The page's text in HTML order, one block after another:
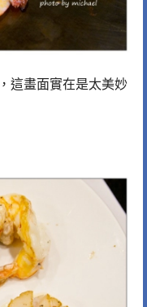
這畫面實在是太美妙